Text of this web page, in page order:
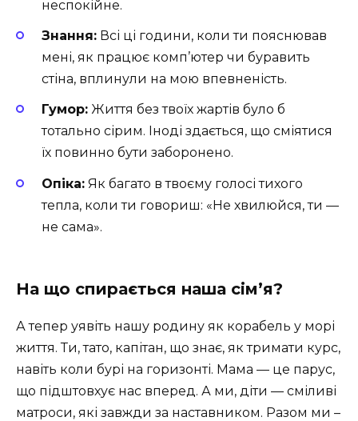
неспокійне.
Знання: Всі ці години, коли ти пояснював
мені, як працює комп’ютер чи буравить
стіна, вплинули на мою впевненість.
Гумор: Життя без твоїх жартів було б
тотально сірим. Іноді здається, що сміятися
їх повинно бути заборонено.
Опіка: Як багато в твоєму голосі тихого
тепла, коли ти говориш: «Не хвилюйся, ти —
не сама».
На що спирається наша сім’я?
А тепер уявіть нашу родину як корабель у морі
життя. Ти, тато, капітан, що знає, як тримати курс,
навіть коли бурі на горизонті. Мама — це парус,
що підштовхує нас вперед. А ми, діти — сміливі
матроси, які завжди за наставником. Разом ми –